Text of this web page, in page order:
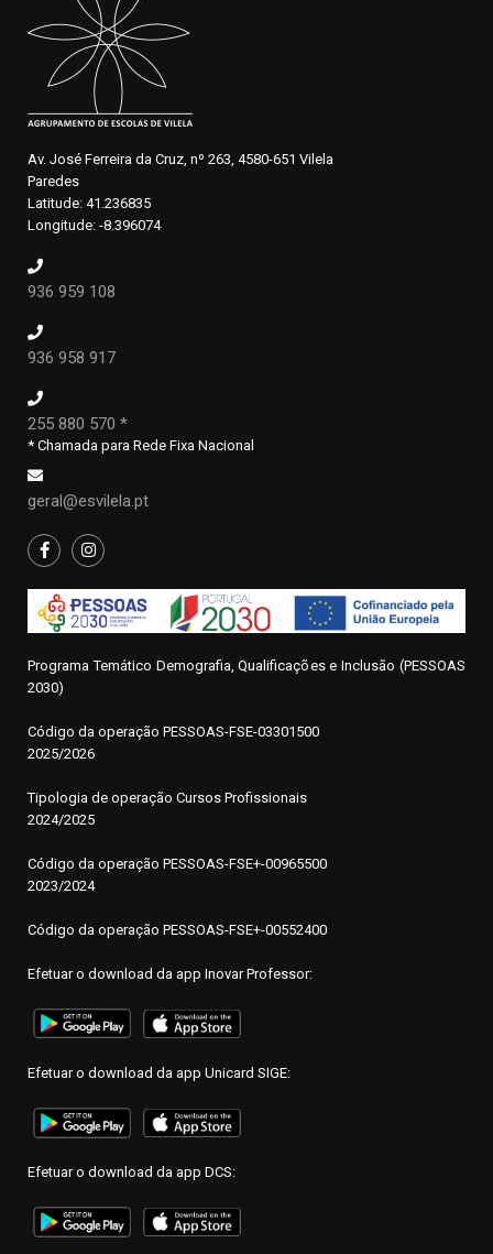
Av. José Ferreira da Cruz, nº 263, 4580-651 Vilela
Paredes
Latitude: 41.236835
Longitude: -8.396074
936 959 108
936 958 917
255 880 570 *
* Chamada para Rede Fixa Nacional
geral@esvilela.pt
Programa Temático Demografia, Qualificações e Inclusão (PESSOAS
2030)
Código da operação PESSOAS-FSE-03301500
2025/2026
Tipologia de operação Cursos Profissionais
2024/2025
Código da operação PESSOAS-FSE+-00965500
2023/2024
Código da operação PESSOAS-FSE+-00552400
Efetuar o download da app Inovar Professor:
Efetuar o download da app Unicard SIGE:
Efetuar o download da app DCS: